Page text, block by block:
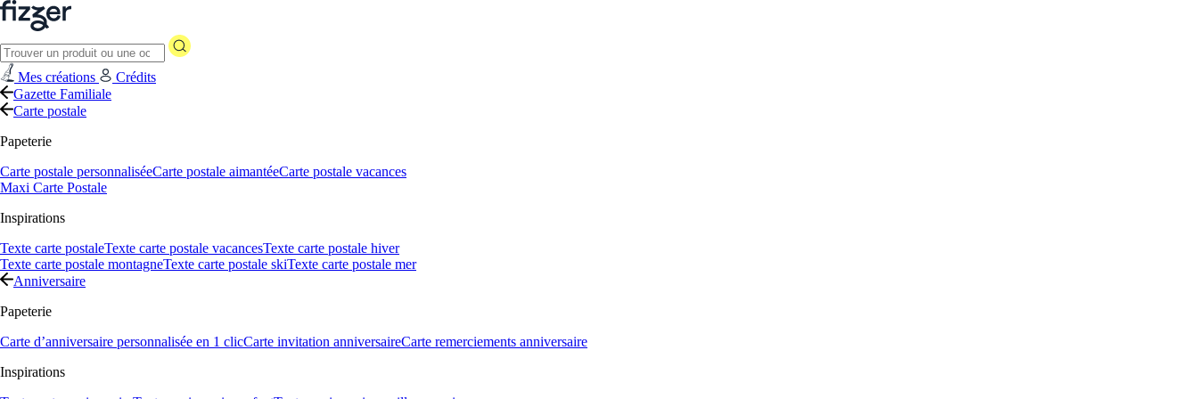
Mes créations
Crédits
Gazette Familiale
Carte postale
Papeterie
Carte postale personnaliséeCarte postale aimantéeCarte postale vacances
Maxi Carte Postale
Inspirations
Texte carte postaleTexte carte postale vacancesTexte carte postale hiver
Texte carte postale montagneTexte carte postale skiTexte carte postale mer
Anniversaire
Papeterie
Carte d’anniversaire personnalisée en 1 clicCarte invitation anniversaireCarte remerciements anniversaire
Inspirations